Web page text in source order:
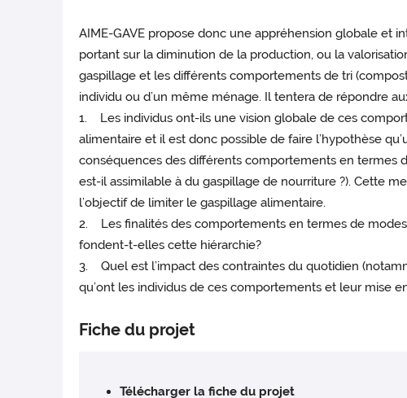
AIME-GAVE propose donc une appréhension globale et
portant sur la diminution de la production, ou la
gaspillage et les différents comportements de tri
individu ou d’un même ménage. Il tentera de répondre
1. Les individus ont-ils une vision globale de ces
alimentaire et il est donc possible de faire l’hypothèse
conséquences des différents comportements en termes
est-il assimilable à du gaspillage de nourriture ?). Cette
l’objectif de limiter le gaspillage alimentaire.
2. Les finalités des comportements en termes de modes
fondent-t-elles cette hiérarchie?
3. Quel est l’impact des contraintes du quotidien
qu’ont les individus de ces comportements et leur mise
Fiche du projet
Télécharger la fiche du projet